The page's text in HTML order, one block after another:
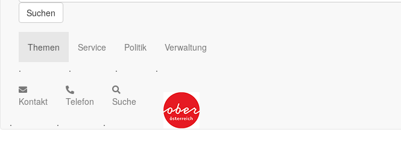
Suchen
Themen
.
Service
.
Politik
.
Verwaltung
.
Kontakt
.
Telefon
.
Suche
.